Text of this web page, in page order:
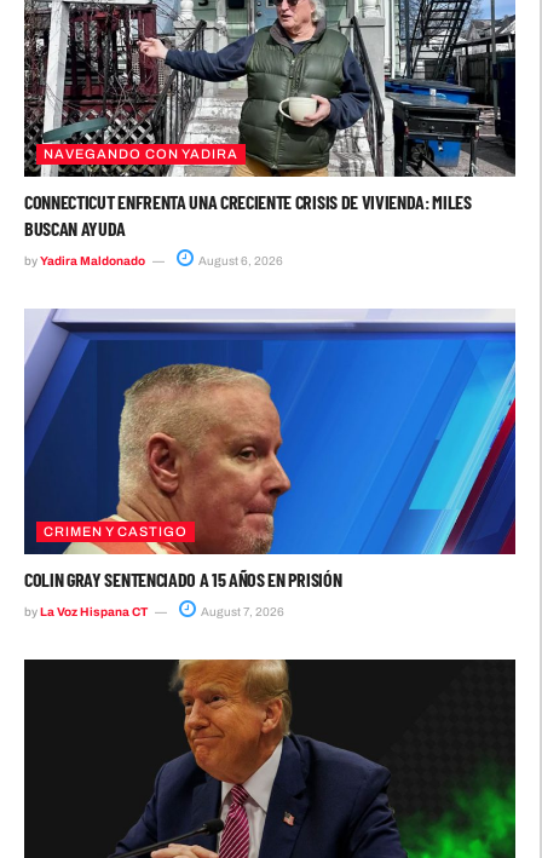
NAVEGANDO CON YADIRA
CONNECTICUT ENFRENTA UNA CRECIENTE CRISIS DE VIVIENDA: MILES
BUSCAN AYUDA
byYadira Maldonado August 6, 2026
CRIMEN Y CASTIGO
COLIN GRAY SENTENCIADO A 15 AÑOS EN PRISIÓN
byLa Voz Hispana CT August 7, 2026